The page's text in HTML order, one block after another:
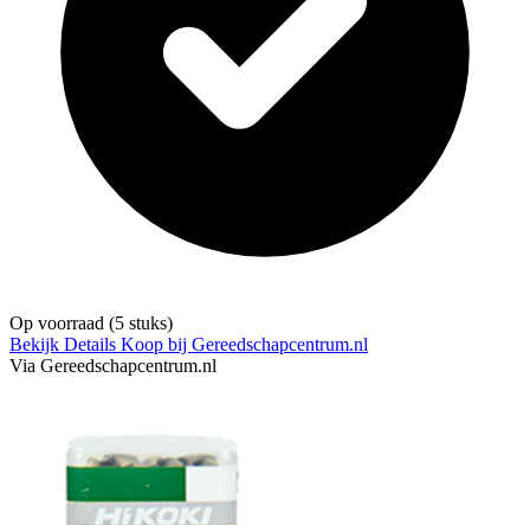
Op voorraad (5 stuks)
Bekijk Details Koop bij Gereedschapcentrum.nl
Via Gereedschapcentrum.nl